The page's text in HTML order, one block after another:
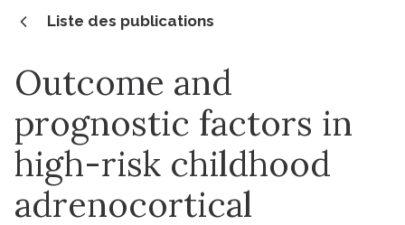
Liste des publications
Outcome and
prognostic factors in
high-risk childhood
adrenocortical